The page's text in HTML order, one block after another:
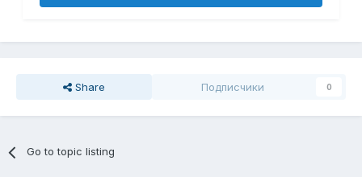
Share Подписчики 0
Go to topic listing